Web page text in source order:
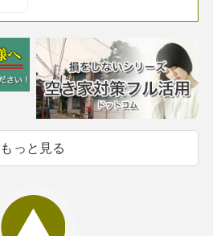
もっと見る